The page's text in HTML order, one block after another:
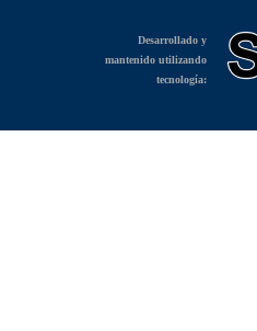
Desarrollado y
mantenido utilizando
tecnología: